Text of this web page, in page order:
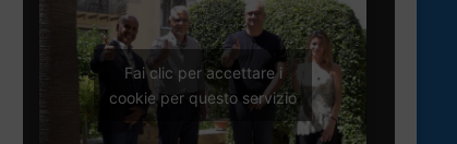
Fai clic per accettare i
cookie per questo servizio